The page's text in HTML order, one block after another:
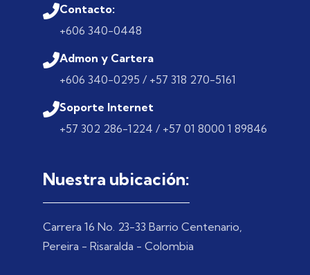
Contacto:
+606 340-0448
Admon y Cartera
+606 340-0295 / +57 318 270-5161
Soporte Internet
+57 302 286-1224 / +57 01 8000 1 89846
Nuestra ubicación:
Carrera 16 No. 23-33 Barrio Centenario,
Pereira - Risaralda - Colombia